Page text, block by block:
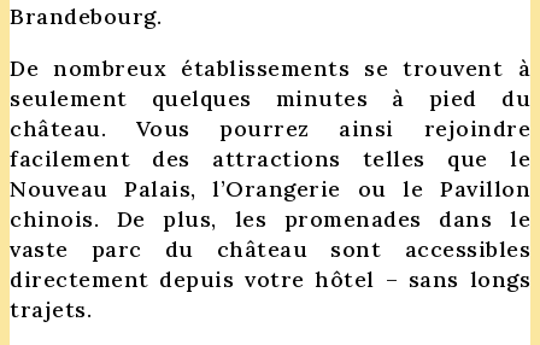
Brandebourg.
De nombreux établissements se trouvent à
seulement quelques minutes à pied du
château. Vous pourrez ainsi rejoindre
facilement des attractions telles que le
Nouveau Palais, l’Orangerie ou le Pavillon
chinois. De plus, les promenades dans le
vaste parc du château sont accessibles
directement depuis votre hôtel – sans longs
trajets.